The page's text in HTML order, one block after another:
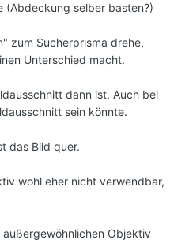
(Abdeckung selber basten?)
zum Sucherprisma drehe,
Unterschied macht.
dann ist. Auch bei
sein könnte.
das Bild quer.
wohl eher nicht verwendbar,
Objektiv